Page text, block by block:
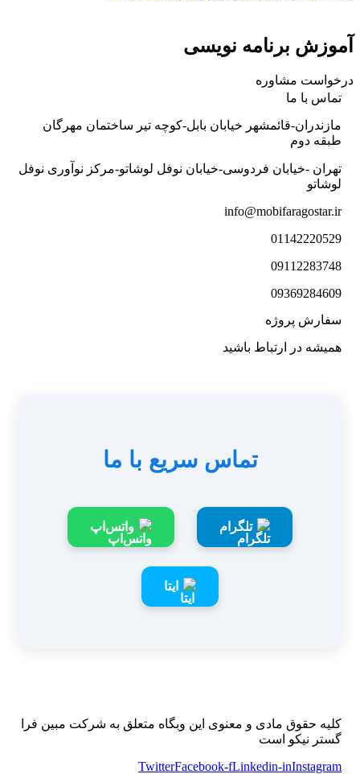
آموزش برنامه نویسی
درخواست مشاوره
تماس با ما
مازندران-قائمشهر خیابان بابل-کوچه تیر ساختمان مهرگان
طبقه دوم
تهران -خیابان فردوسی-خیابان نوفل لوشاتو-مرکز نوآوری نوفل
لوشاتو
info@mobifaragostar.ir
01142220529
09112283748
09369284609
سفارش پروژه
همیشه در ارتباط باشید
تماس سریع با ما
تلگرام واتس‌اپ
ایتا
کلیه حقوق مادی و معنوی این وبگاه متعلق به شرکت مبین فرا
گستر نیکو است
TwitterFacebook-fLinkedin-inInstagram